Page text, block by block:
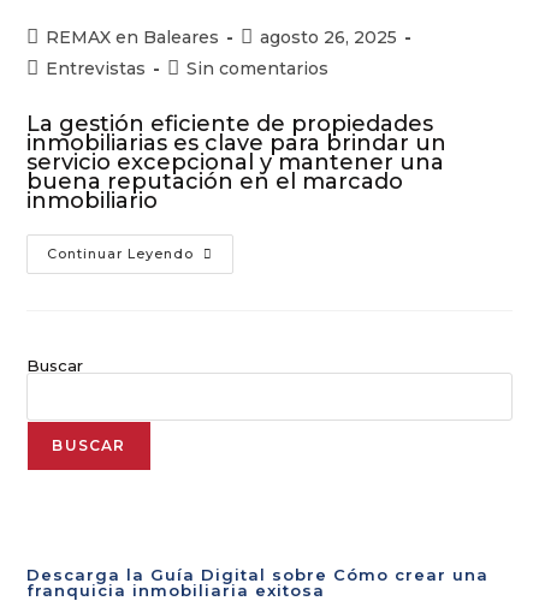
REMAX en Baleares
agosto 26, 2025
Entrevistas
Sin comentarios
La gestión eficiente de propiedades
inmobiliarias es clave para brindar un
servicio excepcional y mantener una
buena reputación en el marcado
inmobiliario
Continuar Leyendo
Buscar
BUSCAR
Descarga la Guía Digital sobre Cómo crear una
franquicia inmobiliaria exitosa